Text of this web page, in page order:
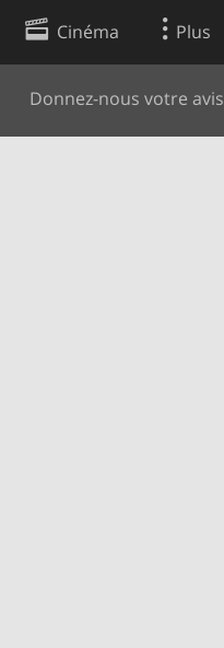
Cinéma Plus
Donnez-nous votre avis
Web